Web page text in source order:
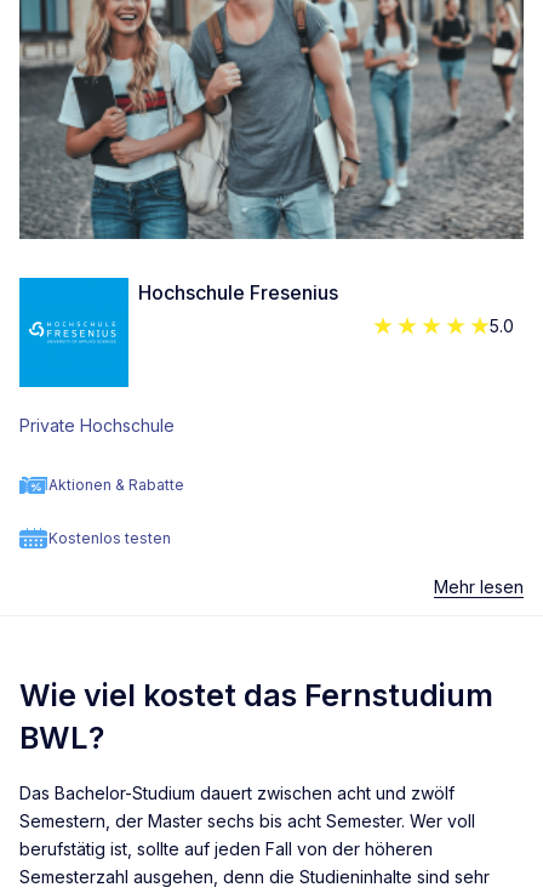
Hochschule Fresenius
5.0
Private Hochschule
Aktionen & Rabatte
Kostenlos testen
Mehr lesen
Wie viel kostet das Fernstudium
BWL?
Das Bachelor-Studium dauert zwischen acht und zwölf
Semestern, der Master sechs bis acht Semester. Wer voll
berufstätig ist, sollte auf jeden Fall von der höheren
Semesterzahl ausgehen, denn die Studieninhalte sind sehr